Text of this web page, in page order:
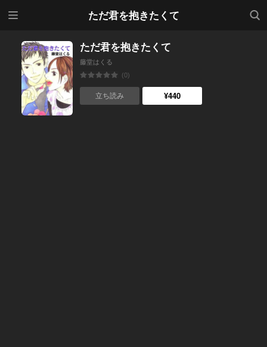
ただ君を抱きたくて
検索
ただ君を抱きたくて
藤堂はくる
(0)
立ち読み ¥440